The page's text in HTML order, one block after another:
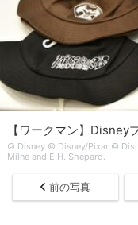
【ワークマン】Disney
© Disney © Disney/Pixar ©
Milne and E.H. Shepard.
前の写真